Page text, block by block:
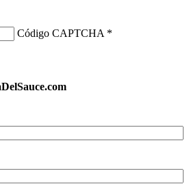
Código CAPTCHA *